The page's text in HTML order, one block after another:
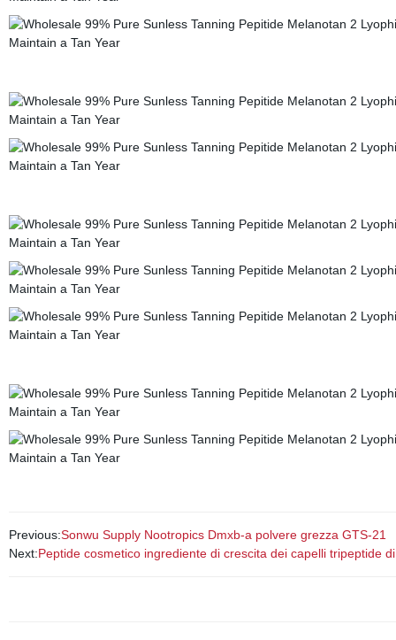
Previous:Sonwu Supply Nootropics Dmxb-a polvere grezza GTS-21
Next:Peptide cosmetico ingrediente di crescita dei capelli tripeptide